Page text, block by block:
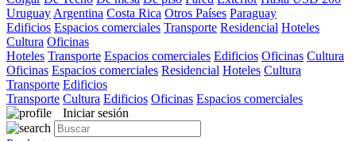
Uruguay Argentina Costa Rica Otros Países Paraguay
Edificios Espacios comerciales Transporte Residencial Hoteles
Cultura Oficinas
Hoteles Transporte Espacios comerciales Edificios Oficinas Cultura
Oficinas Espacios comerciales Residencial Hoteles Cultura
Transporte Edificios
Transporte Cultura Edificios Oficinas Espacios comerciales
Iniciar sesión